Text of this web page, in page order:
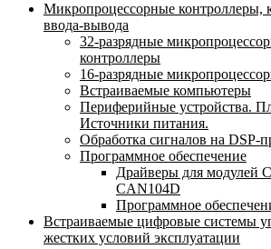
Микропроцессорные контроллеры,
ввода-вывода
32-разрядные
контроллеры
16-разрядные
Встраиваемые компьютеры
Периферийные устройства.
Источники питания.
Обработка сигналов на DSP-
Программное обеспечение
Драйверы для модулей
CAN104D
Программное
Встраиваемые цифровые системы
жестких условий эксплуатации